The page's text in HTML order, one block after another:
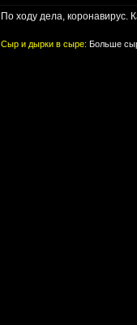
По ходу дела,
Сыр и дырки в сыре: Больше